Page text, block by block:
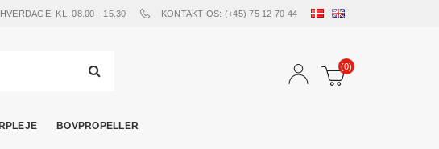
KL. 08.00 - 15.30 KONTAKT OS: (+45) 75 12 70 44
(0)
BOVPROPELLER